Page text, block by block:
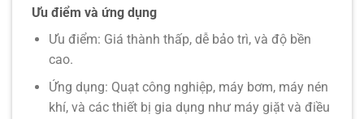
Ưu điểm và ứng dụng
Ưu điểm: Giá thành thấp, dễ bảo trì, và độ bền
cao.
Ứng dụng: Quạt công nghiệp, máy bơm, máy nén
khí, và các thiết bị gia dụng như máy giặt và điều